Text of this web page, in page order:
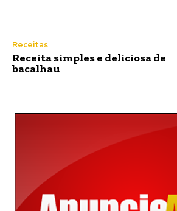
Receitas
Receita simples e deliciosa de
bacalhau